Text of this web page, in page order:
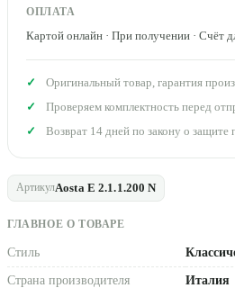
АртикулAosta E 2.1.1.200 N
ГЛАВНОЕ О ТОВАРЕ
Стиль
Страна производителя Италия
ОПЛАТА
Картой онлайн · При получении · Счёт
Оригинальный товар, гарантия
Проверяем комплектность перед
Возврат 14 дней по закону о защите